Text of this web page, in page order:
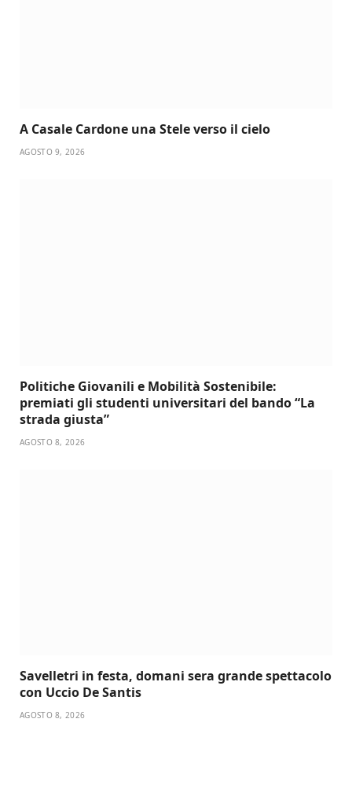
A Casale Cardone una Stele verso il cielo
AGOSTO 9, 2026
Politiche Giovanili e Mobilità Sostenibile:
premiati gli studenti universitari del bando “La
strada giusta”
AGOSTO 8, 2026
Savelletri in festa, domani sera grande spettacolo
con Uccio De Santis
AGOSTO 8, 2026